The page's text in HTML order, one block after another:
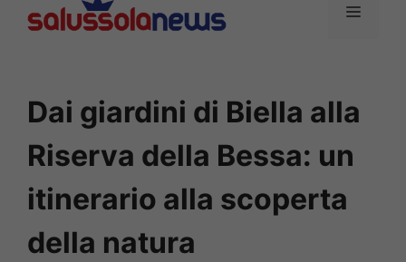
contenuto
MENU
Dai giardini di Biella alla
Riserva della Bessa: un
itinerario alla scoperta
della natura